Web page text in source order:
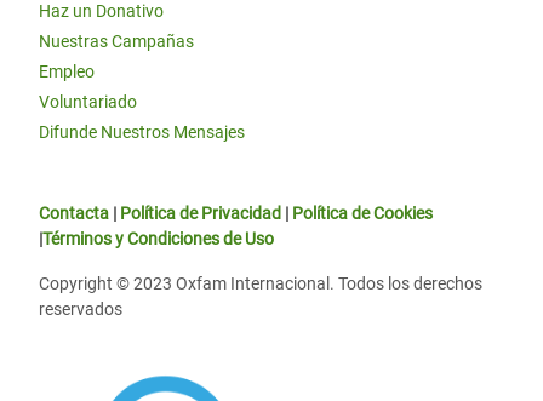
Haz un Donativo
Nuestras Campañas
Empleo
Voluntariado
Difunde Nuestros Mensajes
Contacta | Política de Privacidad | Política de Cookies
|Términos y Condiciones de Uso
Copyright © 2023 Oxfam Internacional. Todos los derechos
reservados